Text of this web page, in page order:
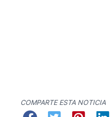
COMPARTE ESTA NOTICIA